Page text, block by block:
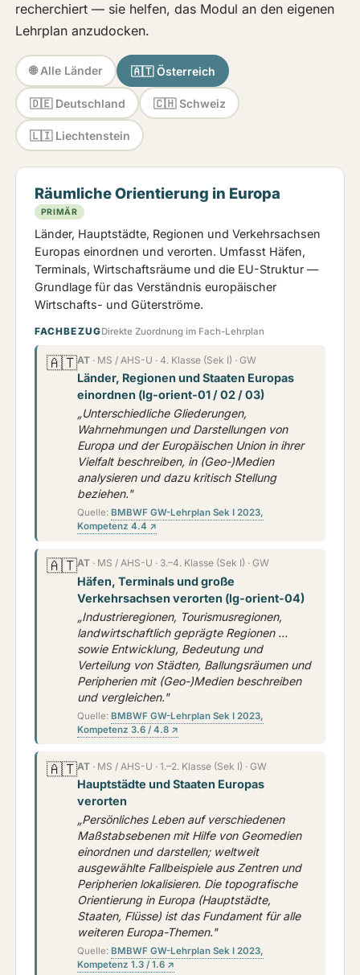
recherchiert — sie helfen, das Modul an den eigenen
Lehrplan anzudocken.
🌐 Alle Länder 🇦🇹 Österreich
🇩🇪 Deutschland 🇨🇭 Schweiz
🇱🇮 Liechtenstein
Räumliche Orientierung in Europa
PRIMÄR
Länder, Hauptstädte, Regionen und Verkehrsachsen
Europas einordnen und verorten. Umfasst Häfen,
Terminals, Wirtschaftsräume und die EU-Struktur —
Grundlage für das Verständnis europäischer
Wirtschafts- und Güterströme.
FACHBEZUGDirekte Zuordnung im Fach-Lehrplan
🇦🇹AT· MS / AHS-U · 4. Klasse (Sek I) · GW
Länder, Regionen und Staaten Europas
einordnen (lg-orient-01 / 02 / 03)
„Unterschiedliche Gliederungen,
Wahrnehmungen und Darstellungen von
Europa und der Europäischen Union in ihrer
Vielfalt beschreiben, in (Geo-)Medien
analysieren und dazu kritisch Stellung
beziehen."
Quelle: BMBWF GW-Lehrplan Sek I 2023,
Kompetenz 4.4 ↗
🇦🇹AT· MS / AHS-U · 3.–4. Klasse (Sek I) · GW
Häfen, Terminals und große
Verkehrsachsen verorten (lg-orient-04)
„Industrieregionen, Tourismusregionen,
landwirtschaftlich geprägte Regionen …
sowie Entwicklung, Bedeutung und
Verteilung von Städten, Ballungsräumen und
Peripherien mit (Geo-)Medien beschreiben
und vergleichen."
Quelle: BMBWF GW-Lehrplan Sek I 2023,
Kompetenz 3.6 / 4.8 ↗
🇦🇹AT· MS / AHS-U · 1.–2. Klasse (Sek I) · GW
Hauptstädte und Staaten Europas
verorten
„Persönliches Leben auf verschiedenen
Maßstabsebenen mit Hilfe von Geomedien
einordnen und darstellen; weltweit
ausgewählte Fallbeispiele aus Zentren und
Peripherien lokalisieren. Die topografische
Orientierung in Europa (Hauptstädte,
Staaten, Flüsse) ist das Fundament für alle
weiteren Europa-Themen."
Quelle: BMBWF GW-Lehrplan Sek I 2023,
Kompetenz 1.3 / 1.6 ↗